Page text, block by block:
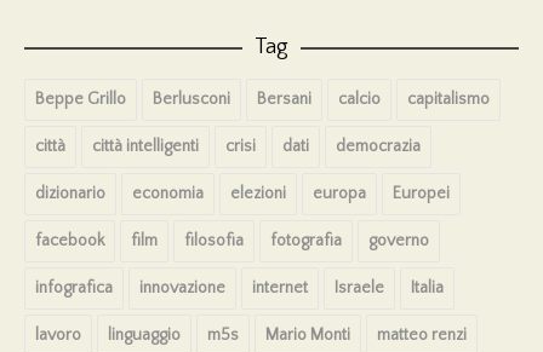
Tag
Beppe Grillo Berlusconi Bersani calcio capitalismo
città città intelligenti crisi dati democrazia
dizionario economia elezioni europa Europei
facebook film filosofia fotografia governo
infografica innovazione internet Israele Italia
lavoro linguaggio m5s Mario Monti matteo renzi